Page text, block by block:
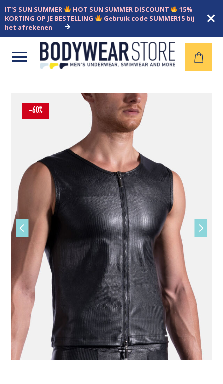
IT'S SUN SUMMER HOT SUN SUMMER DISCOUNT
15%
KORTING OP JE BESTELLING
Gebruik code SUMMER15 bij
het afrekenen
Open
-60%
Vorige
slide
slide